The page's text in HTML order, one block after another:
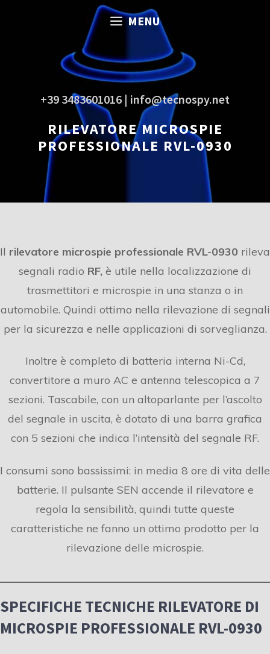
MENU
+39 3483601016 | info@tecnospy.net
RILEVATORE MICROSPIE
PROFESSIONALE RVL-0930
Il rilevatore microspie professionale RVL-0930 rileva
segnali radio RF, è utile nella localizzazione di
trasmettitori e microspie in una stanza o in
automobile. Quindi ottimo nella rilevazione di segnali
per la sicurezza e nelle applicazioni di sorveglianza.
Inoltre è completo di batteria interna Ni-Cd,
convertitore a muro AC e antenna telescopica a 7
sezioni. Tascabile, con un altoparlante per l’ascolto
del segnale in uscita, è dotato di una barra grafica
con 5 sezioni che indica l’intensità del segnale RF.
I consumi sono bassissimi: in media 8 ore di vita delle
batterie. Il pulsante SEN accende il rilevatore e
regola la sensibilità, quindi tutte queste
caratteristiche ne fanno un ottimo prodotto per la
rilevazione delle microspie.
SPECIFICHE TECNICHE RILEVATORE DI
MICROSPIE PROFESSIONALE RVL-0930